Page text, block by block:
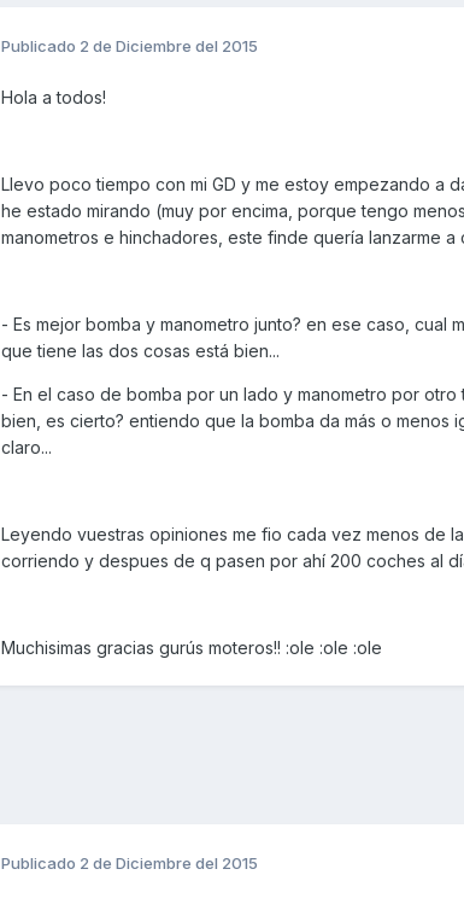
Publicado 2 de Diciembre del 2015
Hola a todos!
Llevo poco tiempo con mi GD y me estoy empezando a
he estado mirando (muy por encima, porque tengo
manometros e hinchadores, este finde quería lanzarme
- Es mejor bomba y manometro junto? en ese caso,
que tiene las dos cosas está bien...
- En el caso de bomba por un lado y manometro por
bien, es cierto? entiendo que la bomba da más o menos
claro...
Leyendo vuestras opiniones me fio cada vez menos de
corriendo y despues de q pasen por ahí 200 coches al
Muchisimas gracias gurús moteros!! :ole :ole :ole
Publicado 2 de Diciembre del 2015